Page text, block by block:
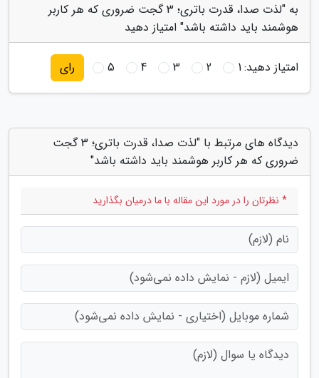
به "لذت صدا، قدرت باتری؛ 3 گجت ضروری که هر کاربر
هوشمند باید داشته باشد" امتیاز دهید
امتیاز دهید:1
2
3
4
5 رای
دیدگاه های مرتبط با "لذت صدا، قدرت باتری؛ 3 گجت
ضروری که هر کاربر هوشمند باید داشته باشد"
* نظرتان را در مورد این مقاله با ما درمیان بگذارید